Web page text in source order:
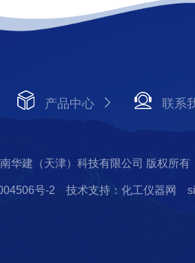
产品中心 联系
华建（天津）科技有限公司 版权所有
号-2 技术支持：化工仪器网